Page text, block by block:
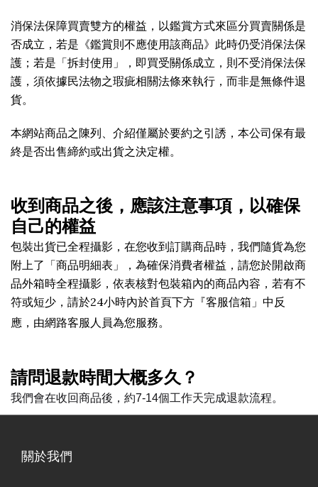
消保法保障買賣雙方的權益，以鑑賞方式來區分買賣關係是
否成立，若是《鑑賞則不應使用該商品》此時仍受消保法保
護；若是「拆封使用」，即買受關係成立，則不受消保法保
護，須依據民法物之瑕疵相關法條來執行，而非是無條件退
貨。
本網站商品之陳列、介紹僅屬於要約之引誘，本公司保有最
終是否出售締約或出貨之決定權。
收到商品之後，應該注意事項，以確保
自己的權益
包裝出貨已全程攝影，在您收到訂購商品時，我們隨貨為您
附上了「商品明細表」，為確保消費者權益，請您於開啟商
品外箱時全程攝影，依表核對包裝箱內的商品內容，若有不
符或短少，請於24小時內於首頁下方『客服信箱」中反
應，由網路客服人員為您服務。
請問退款時間大概多久？
我們會在收回商品後，約7-14個工作天完成退款流程。
關於我們